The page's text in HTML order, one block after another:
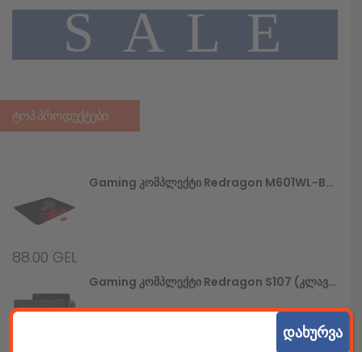
S A L E
ᲢᲝᲞ ᲞᲠᲝᲓᲣᲥᲢᲔᲑᲘ
Gaming Კომპლექტი Redragon M601WL-BA (უსადენო Მაუსი+მაუსპადი)
88.00 GEL
Gaming Კომპლექტი Redragon S107 (კლავიატურა+მაუსი+მაუსპადი)
დახურვა